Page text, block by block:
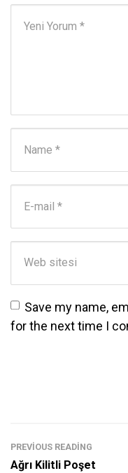
Save my name,
for the next time I
PREVIOUS READING
Ağrı Kilitli Poşet